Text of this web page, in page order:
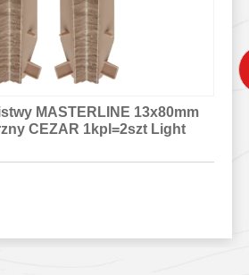
MASTERLINE 13x80mm
CEZAR 1kpl=2szt Light